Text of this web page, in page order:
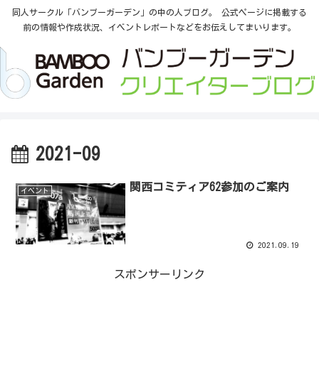
同人サークル「バンブーガーデン」の中の人ブログ。 公式ページに掲載する
前の情報や作成状況、イベントレポートなどをお伝えしてまいります。
2021-09
イベント 関西コミティア62参加のご案内
2021.09.19
スポンサーリンク